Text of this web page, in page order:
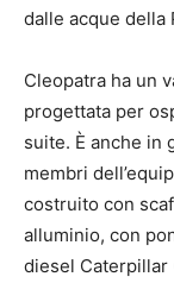
dalle acque della
Cleopatra ha un
progettata per
suite. È anche in
membri
costruito con
alluminio, con
diesel Caterpillar